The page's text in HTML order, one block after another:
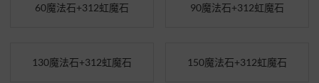
60魔法石+312虹魔石 90魔法石+312虹魔石
130魔法石+312虹魔石 150魔法石+312虹魔石